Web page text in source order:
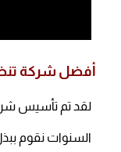
أفضل شركة
لقد تم تأسيس
السنوات نقوم